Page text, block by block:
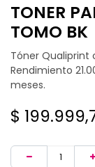
TONER
TOMO BK
Tóner Qualiprint
Rendimiento
meses.
$